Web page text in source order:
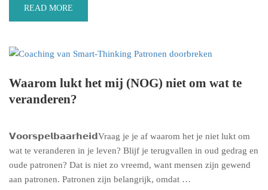
READ MORE
Waarom lukt het mij (NOG) niet om wat te
veranderen?
𝗩𝗼𝗼𝗿𝘀𝗽𝗲𝗹𝗯𝗮𝗮𝗿𝗵𝗲𝗶𝗱Vraag je je af waarom het je niet lukt om
wat te veranderen in je leven? Blijf je terugvallen in oud gedrag en
oude patronen? Dat is niet zo vreemd, want mensen zijn gewend
aan patronen. Patronen zijn belangrijk, omdat …